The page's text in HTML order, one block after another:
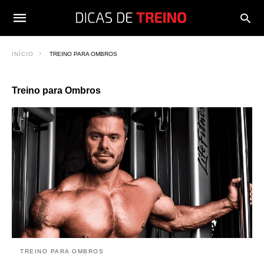
INÍCIO TREINO PARA OMBROS
Treino para Ombros
TREINO PARA OMBROS